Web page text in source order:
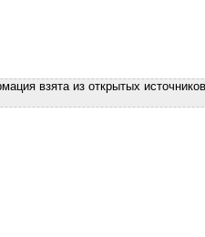
взята из открытых